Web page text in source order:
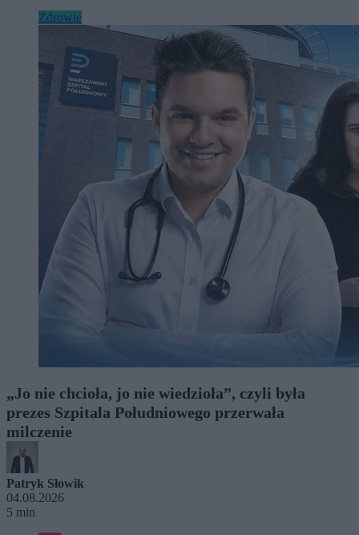
Zdrowie
„Jo nie chcioła, jo nie wiedzioła”, czyli była
prezes Szpitala Południowego przerwała
milczenie
Patryk Słowik
04.08.2026
5 min